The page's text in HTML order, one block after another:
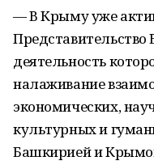
— В Крыму уже
деятельность
налаживание
экономических,
культурных и
Башкирией и